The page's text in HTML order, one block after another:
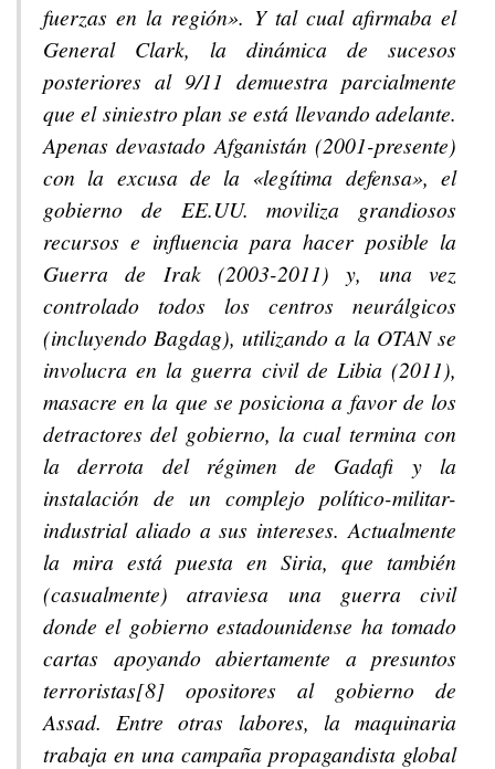
fuerzas en la región». Y tal cual afirmaba el
General Clark, la dinámica de sucesos
posteriores al 9/11 demuestra parcialmente
que el siniestro plan se está llevando adelante.
Apenas devastado Afganistán (2001-presente)
con la excusa de la «legítima defensa», el
gobierno de EE.UU. moviliza grandiosos
recursos e influencia para hacer posible la
Guerra de Irak (2003-2011) y, una vez
controlado todos los centros neurálgicos
(incluyendo Bagdag), utilizando a la OTAN se
involucra en la guerra civil de Libia (2011),
masacre en la que se posiciona a favor de los
detractores del gobierno, la cual termina con
la derrota del régimen de Gadafi y la
instalación de un complejo político-militar-
industrial aliado a sus intereses. Actualmente
la mira está puesta en Siria, que también
(casualmente) atraviesa una guerra civil
donde el gobierno estadounidense ha tomado
cartas apoyando abiertamente a presuntos
terroristas[8] opositores al gobierno de
Assad. Entre otras labores, la maquinaria
trabaja en una campaña propagandista global